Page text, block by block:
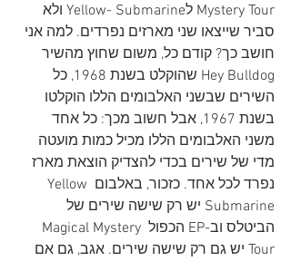
Mystery Tour לYellow- Submarine ולא
סביר שייצאו שני מארזים נפרדים. למה אני
חושב כך? קודם כל, משום שחוץ מהשיר
Hey Bulldog שהוקלט בשנת 1968, כל
השירים שבשני האלבומים הללו הוקלטו
בשנת 1967, אבל חשוב מכך: כל אחד
משני האלבומים הללו מכיל כמות מועטה
מדי של שירים בכדי להצדיק הוצאת מארז
נפרד לכל אחד. כזכור, באלבום Yellow
Submarine יש רק שישה שירים של
הביטלס וב-EP הכפול Magical Mystery
Tour יש גם רק שישה שירים. אגב, גם אם